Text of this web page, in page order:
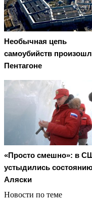
Необычная цепь
самоубийств
Пентагоне
«Просто смешно»: в
устыдились
Аляски
Новости по теме